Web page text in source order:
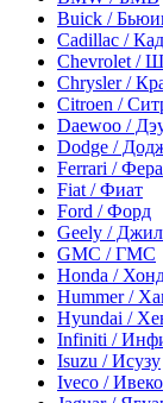
Buick /
Cadillac /
Chevrolet /
Chrysler /
Citroen /
Daewoo /
Dodge /
Ferrari /
Fiat / Фиат
Ford / Форд
Geely /
GMC / ГМС
Honda /
Hummer /
Hyundai /
Infiniti /
Isuzu / Исузу
Iveco / Ивеко